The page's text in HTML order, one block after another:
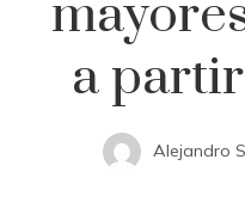
a
Alejandro